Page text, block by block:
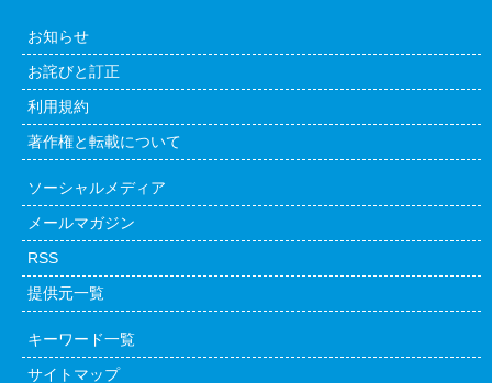
お知らせ
お詫びと訂正
利用規約
著作権と転載について
ソーシャルメディア
メールマガジン
RSS
提供元一覧
キーワード一覧
サイトマップ